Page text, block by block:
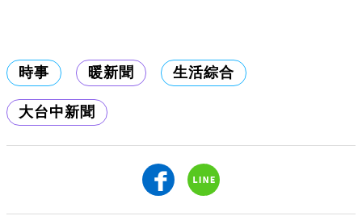
時事 暖新聞 生活綜合
大台中新聞